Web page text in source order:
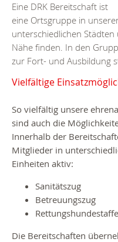
Eine DRK Bereitschaft ist
eine Ortsgruppe in
unterschiedlichen
Nähe finden. In den
zur Fort- und Ausbildung
Vielfältige
So vielfältig unsere
sind auch die
Innerhalb der
Mitglieder in
Einheiten aktiv:
Sanitätszug
Betreuungszug
Die Bereitschaften